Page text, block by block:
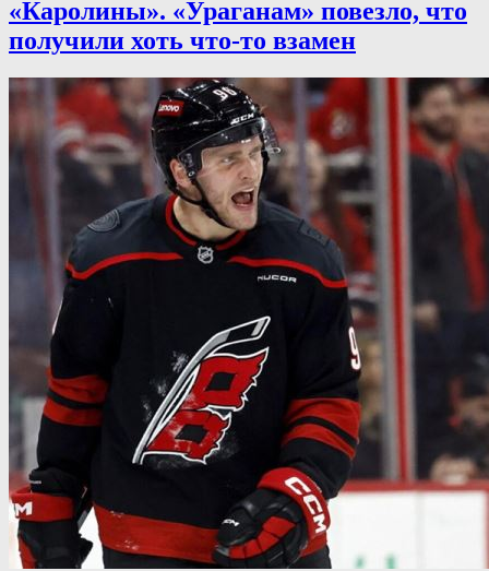
«Каролины». «Ураганам» повезло, что
получили хоть что-то взамен